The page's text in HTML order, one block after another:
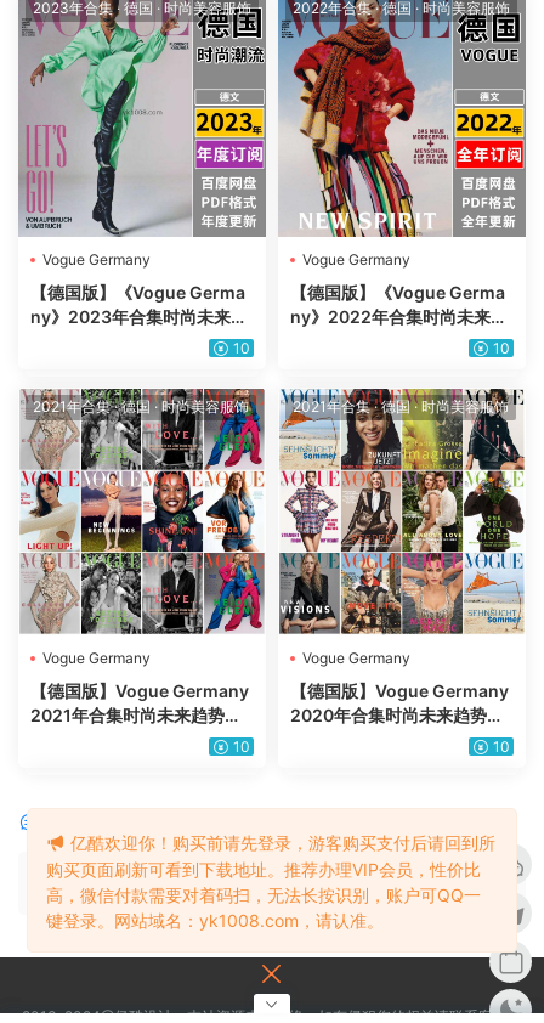
2023年合集· 德国 · 时尚美容服饰
Vogue Germany
【德国版】《Vogue Germa
ny》2023年合集时尚未来趋
势时装服饰美容穿搭设计杂志
10
2022年合集·德国 · 时尚美容服饰
Vogue Germany
【德国版】《Vogue Germa
ny》2022年合集时尚未来趋
势时装服饰美容穿搭设计杂志
10
2021年合集·德国·时尚美容服饰
Vogue Germany
【德国版】Vogue Germany
2021年合集时尚未来趋势时
装服饰美容穿搭设计杂志pdf
10
2021年合集·德国·时尚美容服饰
Vogue Germany
【德国版】Vogue Germany
2020年合集时尚未来趋势时
装服饰美容穿搭设计杂志pdf
10
请先登录
2013-2024@亿酷设计，本站资源来源网络，如有侵犯您的权益请联系客服，
亿酷欢迎你！购买前请先登录，游客购买支付后请回到所
购买页面刷新可看到下载地址。推荐办理VIP会员，性价比
高，微信付款需要对着码扫，无法长按识别，账户可QQ一
键登录。网站域名：yk1008.com，请认准。